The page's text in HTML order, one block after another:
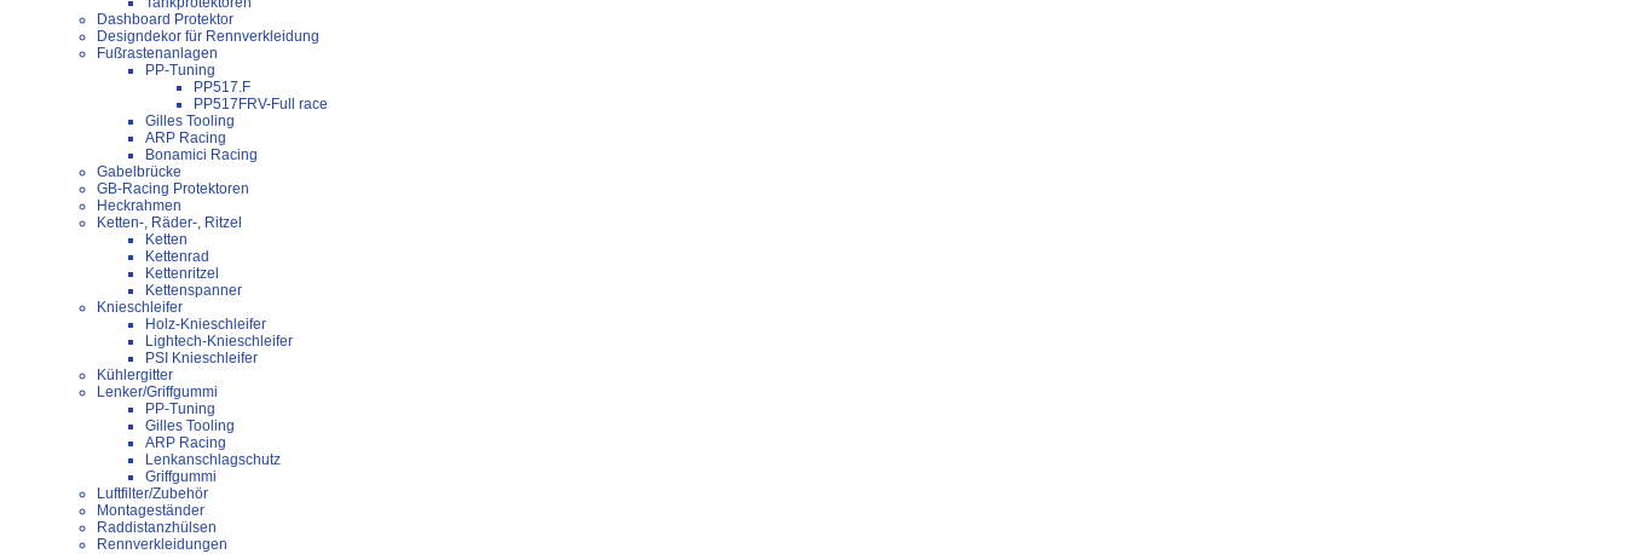
Dashboard Protektor
Designdekor für Rennverkleidung
Fußrastenanlagen
PP-Tuning
PP517.F
PP517FRV-Full race
Gilles Tooling
ARP Racing
Bonamici Racing
Gabelbrücke
GB-Racing Protektoren
Heckrahmen
Ketten-, Räder-, Ritzel
Ketten
Kettenrad
Kettenritzel
Kettenspanner
Knieschleifer
Holz-Knieschleifer
Lightech-Knieschleifer
PSI Knieschleifer
Kühlergitter
Lenker/Griffgummi
PP-Tuning
Gilles Tooling
ARP Racing
Lenkanschlagschutz
Griffgummi
Luftfilter/Zubehör
Montageständer
Raddistanzhülsen
Rennverkleidungen